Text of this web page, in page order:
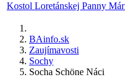
Kostol Loretánskej Panny
BAinfo.sk
Zaujímavosti
Sochy
Socha Schöne Náci